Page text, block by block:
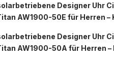
Designer Uhr
AW1900-50E für Herren –
Designer Uhr
AW1900-50A für Herren